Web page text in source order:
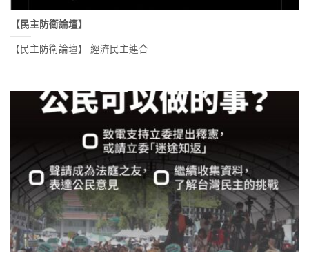
【民主防衛論壇】
【民主防衛論壇】 經濟民主連合....